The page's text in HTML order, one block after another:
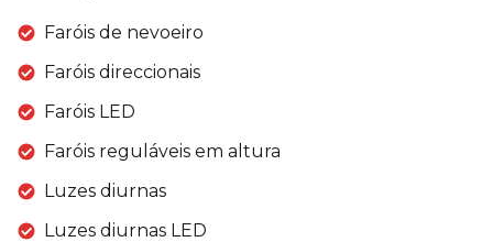
Faróis de nevoeiro
Faróis direccionais
Faróis LED
Faróis reguláveis em altura
Luzes diurnas
Luzes diurnas LED